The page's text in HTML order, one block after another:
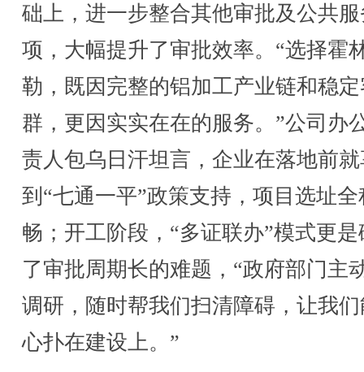
础上，进一步整合其他审批及公共
项，大幅提升了审批效率。“选择霍
勒，既因完整的铝加工产业链和稳
群，更因实实在在的服务。”公司办
责人包乌日汗坦言，企业在落地前
到“七通一平”政策支持，项目选址全
畅；开工阶段，“多证联办”模式更是
了审批周期长的难题，“政府部门主
调研，随时帮我们扫清障碍，让我
心扑在建设上。”